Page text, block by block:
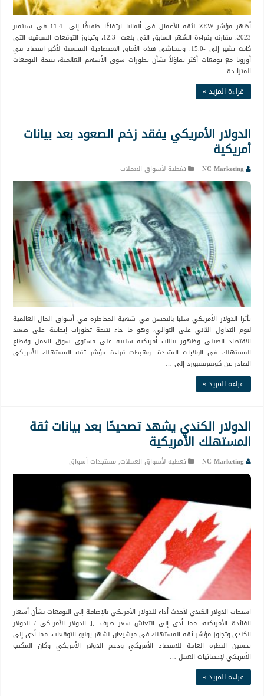
أظهر مؤشر ZEW لثقة الأعمال في ألمانيا ارتفاعًا طفيفًا إلى -11.4 في سبتمبر
2023، مقارنة بقراءة الشهر السابق التي بلغت -12.3، وتجاوز التوقعات السوقية التي
كانت تشير إلى -15.0. وتتماشى هذه الآفاق الاقتصادية المحسنة لأكبر اقتصاد في
أوروبا مع توقعات أكثر تفاؤلاً بشأن تطورات سوق الأسهم العالمية، نتيجة التوقعات
المتزايدة …
قراءة المزيد »
الدولار الأمريكي يفقد زخم الصعود بعد بيانات
أمريكية
NC Marketing تغطية لأسواق العملات
تأثرا الدولار الأمريكي سلبا بالتحسن في شهية المخاطرة في أسواق المال العالمية
ليوم التداول الثاني على التوالي، وهو ما جاء نتيجة تطورات إيجابية على صعيد
الاقتصاد الصيني وظهور بيانات أمريكية سلبية على مستوى سوق العمل وقطاع
المستهلك في الولايات المتحدة. وهبطت قراءة مؤشر ثقة المستهلك الأمريكي
الصادر عن كونفرنسبورد إلى …
قراءة المزيد »
الدولار الكندي يشهد تصحيحًا بعد بيانات ثقة
المستهلك الأمريكية
NC Marketing تغطية لأسواق العملات,مستجدات أسواق
استجاب الدولار الكندي لأحدث أداء للدولار الأمريكي بالإضافة إلى التوقعات بشأن أسعار
الفائدة الأمريكية، مما أدى إلى انتعاش سعر صرف .,[ الدولار الأمريكي / الدولار
الكندي.وتجاوز مؤشر ثقة المستهلك في ميشيغان لشهر يونيو التوقعات، مما أدى إلى
تحسين النظرة العامة للاقتصاد الأمريكي ودعم الدولار الأمريكي وكان المكتب
الأمريكي لإحصائيات العمل …
قراءة المزيد »